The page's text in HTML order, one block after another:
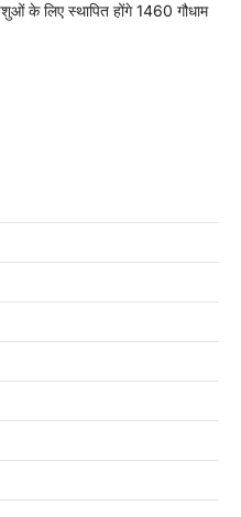
के लिए स्थापित होंगे 1460 गौधाम
में गड़बड़ी पर आबकारी